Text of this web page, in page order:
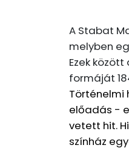
A Stabat
melyben
Ezek
formáját
Történelmi
előadás -
vetett hit.
színház